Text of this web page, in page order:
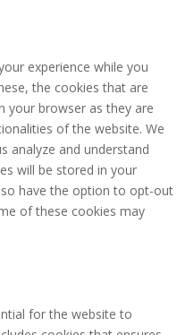
experience while you
the cookies that are
your browser as they are
of the website. We
analyze and understand
will be stored in your
have the option to opt-out
of these cookies may
for the website to